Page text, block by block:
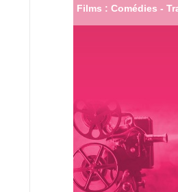
Films : Comédies -